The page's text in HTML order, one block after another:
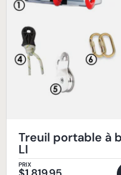
Treuil portable à
LI
PRIX